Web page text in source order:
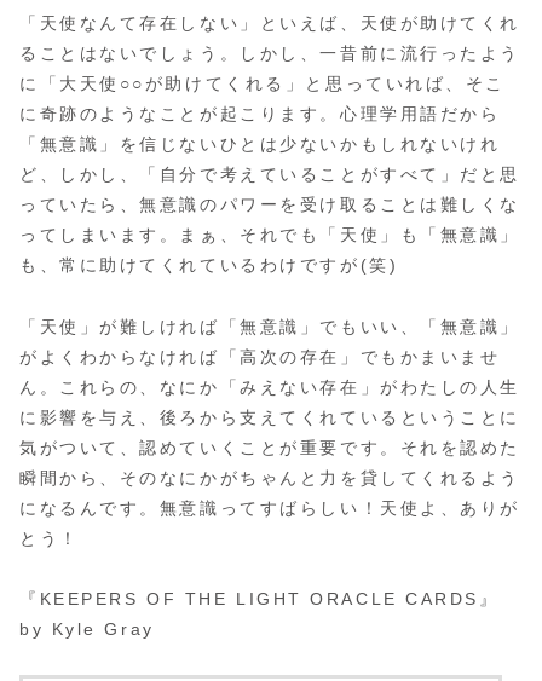
「天使なんて存在しない」といえば、天使が助けてくれ
ることはないでしょう。しかし、一昔前に流行ったよう
に「大天使○○が助けてくれる」と思っていれば、そこ
に奇跡のようなことが起こります。心理学用語だから
「無意識」を信じないひとは少ないかもしれないけれ
ど、しかし、「自分で考えていることがすべて」だと思
っていたら、無意識のパワーを受け取ることは難しくな
ってしまいます。まぁ、それでも「天使」も「無意識」
も、常に助けてくれているわけですが(笑)
「天使」が難しければ「無意識」でもいい、「無意識」
がよくわからなければ「高次の存在」でもかまいませ
ん。これらの、なにか「みえない存在」がわたしの人生
に影響を与え、後ろから支えてくれているということに
気がついて、認めていくことが重要です。それを認めた
瞬間から、そのなにかがちゃんと力を貸してくれるよう
になるんです。無意識ってすばらしい！天使よ、ありが
とう！
『KEEPERS OF THE LIGHT ORACLE CARDS』
by Kyle Gray